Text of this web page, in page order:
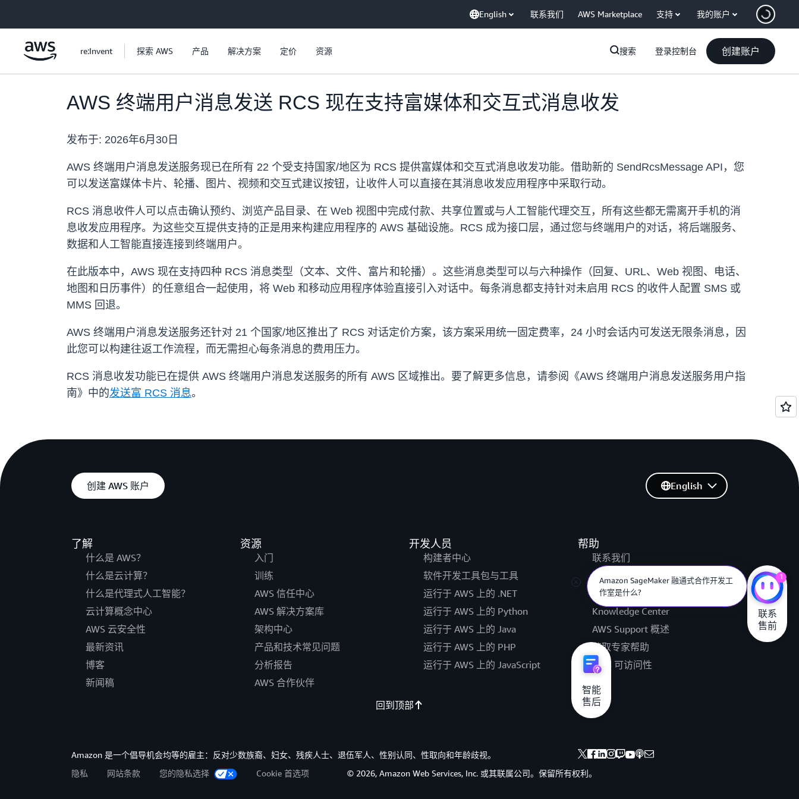
English 联系我们 AWS Marketplace 支持 我的账户
re:Invent 探索 AWS 产品 解决方案 定价 资源 搜索 登录控制台 创建账户
AWS 终端用户消息发送 RCS 现在支持富媒体和交互式消息收发
发布于: 2026年6月30日
AWS 终端用户消息发送服务现已在所有 22 个受支持国家/地区为 RCS 提供富媒体和交互式消息收发功能。借助新的 SendRcsMessage API，您
可以发送富媒体卡片、轮播、图片、视频和交互式建议按钮，让收件人可以直接在其消息收发应用程序中采取行动。
RCS 消息收件人可以点击确认预约、浏览产品目录、在 Web 视图中完成付款、共享位置或与人工智能代理交互，所有这些都无需离开手机的消
息收发应用程序。为这些交互提供支持的正是用来构建应用程序的 AWS 基础设施。RCS 成为接口层，通过您与终端用户的对话，将后端服务、
数据和人工智能直接连接到终端用户。
在此版本中，AWS 现在支持四种 RCS 消息类型（文本、文件、富片和轮播）。这些消息类型可以与六种操作（回复、URL、Web 视图、电话、
地图和日历事件）的任意组合一起使用，将 Web 和移动应用程序体验直接引入对话中。每条消息都支持针对未启用 RCS 的收件人配置 SMS 或
MMS 回退。
AWS 终端用户消息发送服务还针对 21 个国家/地区推出了 RCS 对话定价方案，该方案采用统一固定费率，24 小时会话内可发送无限条消息，因
此您可以构建往返工作流程，而无需担心每条消息的费用压力。
RCS 消息收发功能已在提供 AWS 终端用户消息发送服务的所有 AWS 区域推出。要了解更多信息，请参阅《AWS 终端用户消息发送服务用户指
南》中的发送富 RCS 消息。
创建 AWS 账户
了解
什么是 AWS？
什么是云计算？
什么是代理式人工智能？
云计算概念中心
AWS 云安全性
最新资讯
博客
新闻稿
资源
入门
训练
AWS 信任中心
AWS 解决方案库
架构中心
产品和技术常见问题
分析报告
AWS 合作伙伴
开发人员
构建者中心
软件开发工具包与工具
运行于 AWS 上的 .NET
运行于 AWS 上的 Python
运行于 AWS 上的 Java
运行于 AWS 上的 PHP
运行于 AWS 上的 JavaScript
帮助
联系我们
提交支持工单
AWS re:Post
Knowledge Center
AWS Support 概述
获取专家帮助
AWS 可访问性
法律
English
回到顶部
Amazon 是一个倡导机会均等的雇主：反对少数族裔、妇女、残疾人士、退伍军人、性别认同、性取向和年龄歧视。
隐私
网站条款 您的隐私选择 Cookie 首选项 © 2026, Amazon Web Services, Inc. 或其联属公司。保留所有权利。
Amazon SageMaker 融通式合作开发工
作室是什么?
1
联系
售前
智能
售后